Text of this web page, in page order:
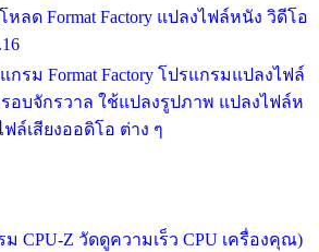
โหลด Format Factory แปลงไฟล์หนัง วิดีโอ
รม Format Factory โปรแกรมแปลงไฟล์
อบจักรวาล ใช้แปลงรูปภาพ แปลงไฟล์ห
ฟล์เสียงออดิโอ ต่าง ๆ
ม CPU-Z วัดดูความเร็ว CPU เครื่องคุณ)